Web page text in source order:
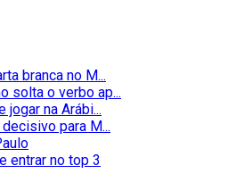
branca no M...
solta o verbo ap...
jogar na Arábi...
para M...
entrar no top 3